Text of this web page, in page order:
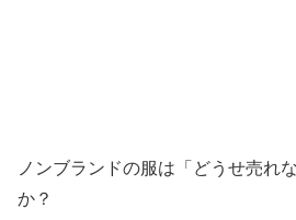
ノンブランドの服は「どうせ売れ
か？